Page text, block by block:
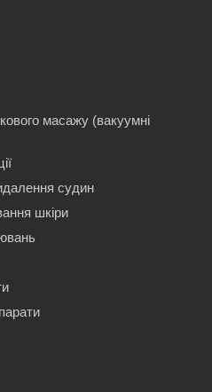
масажу (вакуумні
судин
шкіри